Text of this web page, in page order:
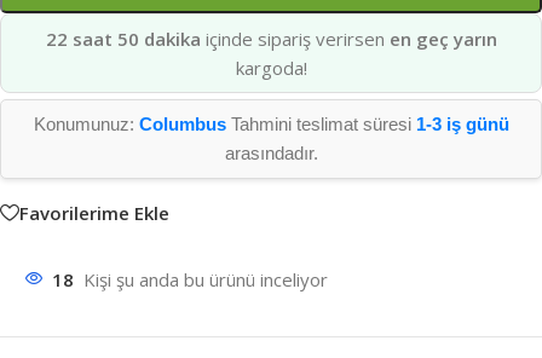
22 saat 50 dakika içinde sipariş verirsen en geç yarın
kargoda!
Konumunuz: ColumbusTahmini teslimat süresi 1-3 iş günü
arasındadır.
Favorilerime Ekle
18 Kişi şu anda bu ürünü inceliyor